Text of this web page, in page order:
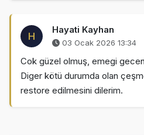
H
Hayati Kayhan
03 Ocak 2026 13:34
Cok güzel olmuş, emegi
Diger kötü durumda olan
restore edilmesini dilerim.